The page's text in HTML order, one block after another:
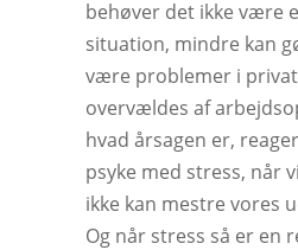
behøver det ikke være
situation, mindre kan
være problemer i
overvældes af
hvad årsagen er,
psyke med stress, når
ikke kan mestre vores
Og når stress så er en